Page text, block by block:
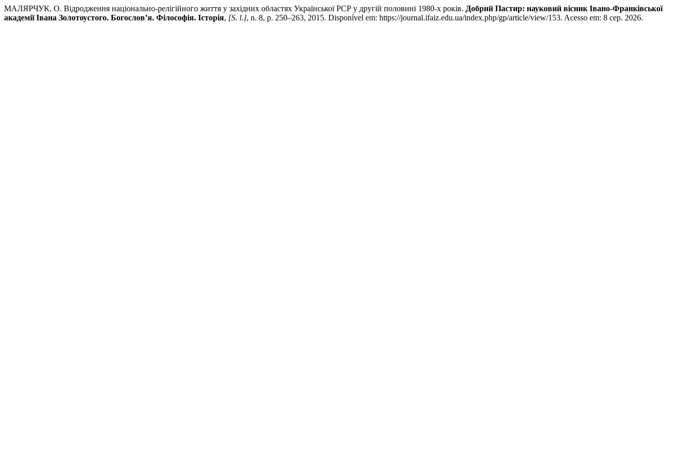
МАЛЯРЧУК, О. Відродження національно-релігійного життя у західних областях Української РСР у другій половині 1980-х років. Добрий Пастир: науковий вісник Івано-Франківської
академії Івана Золотоустого. Богослов’я. Філософія. Історія, [S. l.], n. 8, p. 250–263, 2015. Disponível em: https://journal.ifaiz.edu.ua/index.php/gp/article/view/153. Acesso em: 8 сер. 2026.